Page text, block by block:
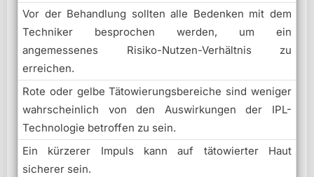
Vor der Behandlung sollten alle Bedenken mit dem
Techniker besprochen werden, um ein
angemessenes Risiko-Nutzen-Verhältnis zu
erreichen.
Rote oder gelbe Tätowierungsbereiche sind weniger
wahrscheinlich von den Auswirkungen der IPL-
Technologie betroffen zu sein.
Ein kürzerer Impuls kann auf tätowierter Haut
sicherer sein.